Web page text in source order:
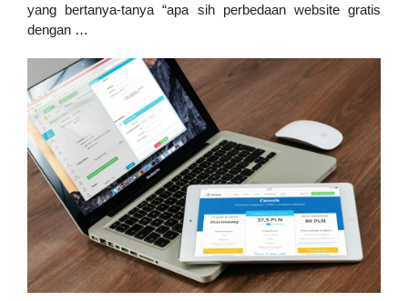
yang bertanya-tanya “apa sih perbedaan website gratis
dengan …